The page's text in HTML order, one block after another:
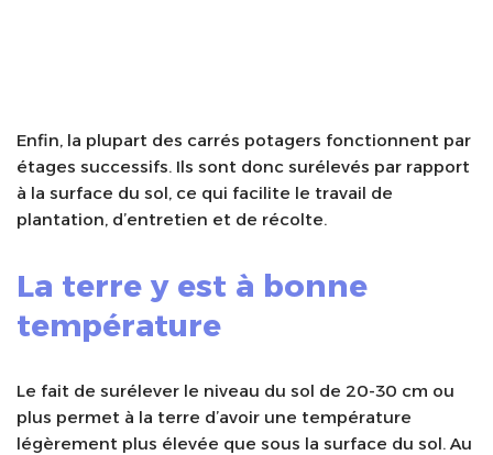
Enfin, la plupart des carrés potagers fonctionnent par
étages successifs. Ils sont donc surélevés par rapport
à la surface du sol, ce qui facilite le travail de
plantation, d’entretien et de récolte.
La terre y est à bonne
température
Le fait de surélever le niveau du sol de 20-30 cm ou
plus permet à la terre d’avoir une température
légèrement plus élevée que sous la surface du sol. Au